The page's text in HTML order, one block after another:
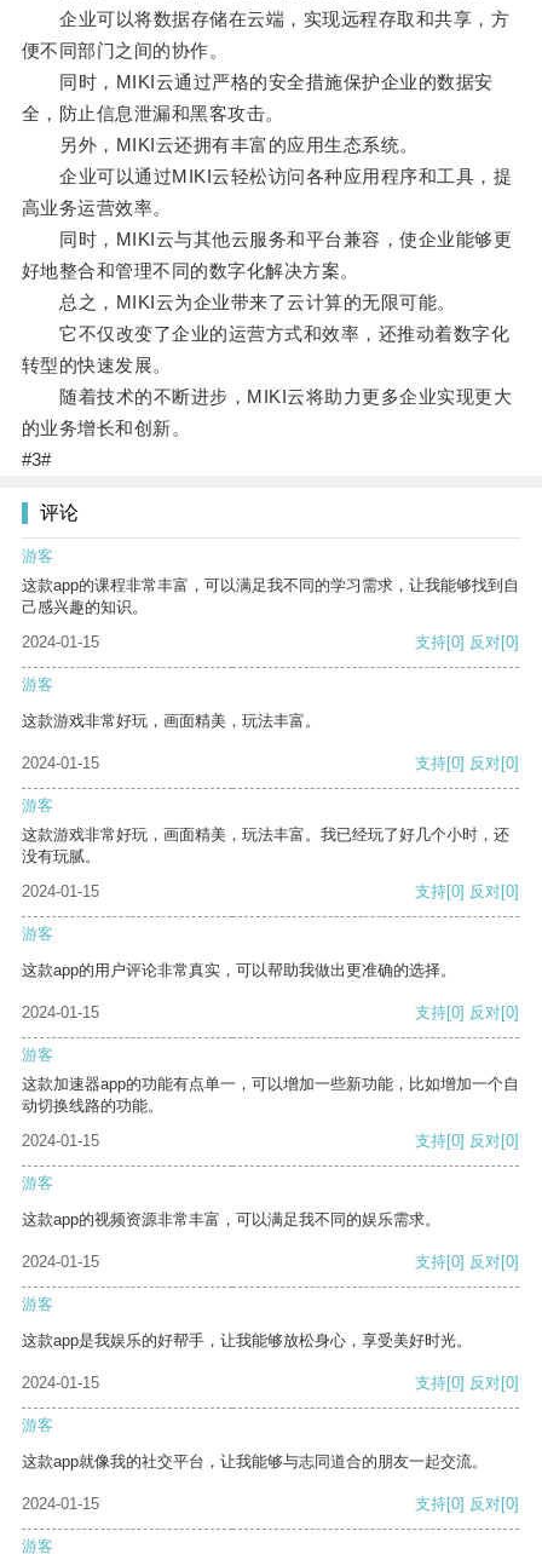
企业可以将数据存储在云端，实现远程存取和共享，方
便不同部门之间的协作。
同时，MIKI云通过严格的安全措施保护企业的数据安
全，防止信息泄漏和黑客攻击。
另外，MIKI云还拥有丰富的应用生态系统。
企业可以通过MIKI云轻松访问各种应用程序和工具，提
高业务运营效率。
同时，MIKI云与其他云服务和平台兼容，使企业能够更
好地整合和管理不同的数字化解决方案。
总之，MIKI云为企业带来了云计算的无限可能。
它不仅改变了企业的运营方式和效率，还推动着数字化
转型的快速发展。
随着技术的不断进步，MIKI云将助力更多企业实现更大
的业务增长和创新。
#3#
评论
游客
这款app的课程非常丰富，可以满足我不同的学习需求，让我能够找到自
己感兴趣的知识。
2024-01-15
支持[0] 反对[0]
游客
这款游戏非常好玩，画面精美，玩法丰富。
2024-01-15 支持[0] 反对[0]
游客
这款游戏非常好玩，画面精美，玩法丰富。我已经玩了好几个小时，还
没有玩腻。
2024-01-15
支持[0] 反对[0]
游客
这款app的用户评论非常真实，可以帮助我做出更准确的选择。
2024-01-15 支持[0] 反对[0]
游客
这款加速器app的功能有点单一，可以增加一些新功能，比如增加一个自
动切换线路的功能。
2024-01-15
支持[0] 反对[0]
游客
这款app的视频资源非常丰富，可以满足我不同的娱乐需求。
2024-01-15 支持[0] 反对[0]
游客
这款app是我娱乐的好帮手，让我能够放松身心，享受美好时光。
2024-01-15 支持[0] 反对[0]
游客
这款app就像我的社交平台，让我能够与志同道合的朋友一起交流。
2024-01-15 支持[0] 反对[0]
游客